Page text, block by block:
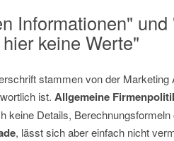
Informationen"
keine Werte"
stammen von der Marketing
ist. Allgemeine
keine Details,
, lässt sich aber einfach nicht